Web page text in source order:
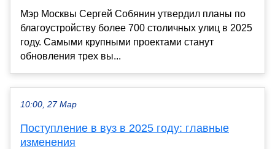
Мэр Москвы Сергей Собянин утвердил планы по
благоустройству более 700 столичных улиц в 2025
году. Самыми крупными проектами станут
обновления трех вы...
10:00, 27 Мар
Поступление в вуз в 2025 году: главные
изменения